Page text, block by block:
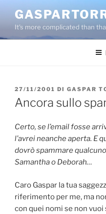
contenuto
It's more complicated than
PUBBLICATO
IL
27/11/2001 DI GASPAR
Ancora sullo
Certo, se l’email fosse
l’avrei neanche aperta. E
dovrò spammare
Samantha o Deborah…
Caro Gaspar la tua
riferimento per me, ma
con quei nomi se non